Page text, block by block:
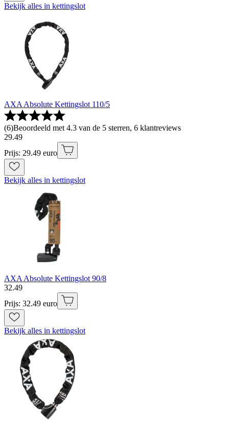
Bekijk alles in kettingslot
AXA Absolute Kettingslot 110/5
(6)Beoordeeld met 4.3 van de 5 sterren, 6 klantreviews
29.49
Prijs: 29.49 euro
Bekijk alles in kettingslot
AXA Absolute Kettingslot 90/8
32.49
Prijs: 32.49 euro
Bekijk alles in kettingslot